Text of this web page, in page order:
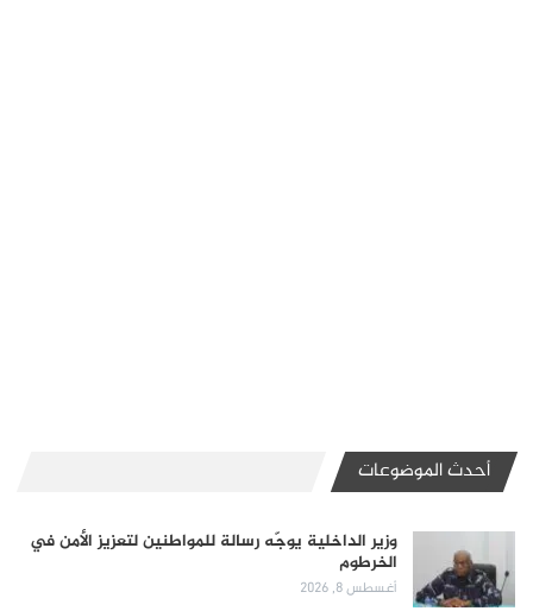
أحدث الموضوعات
وزير الداخلية يوجّه رسالة للمواطنين لتعزيز الأمن في
الخرطوم
أغسطس 8, 2026